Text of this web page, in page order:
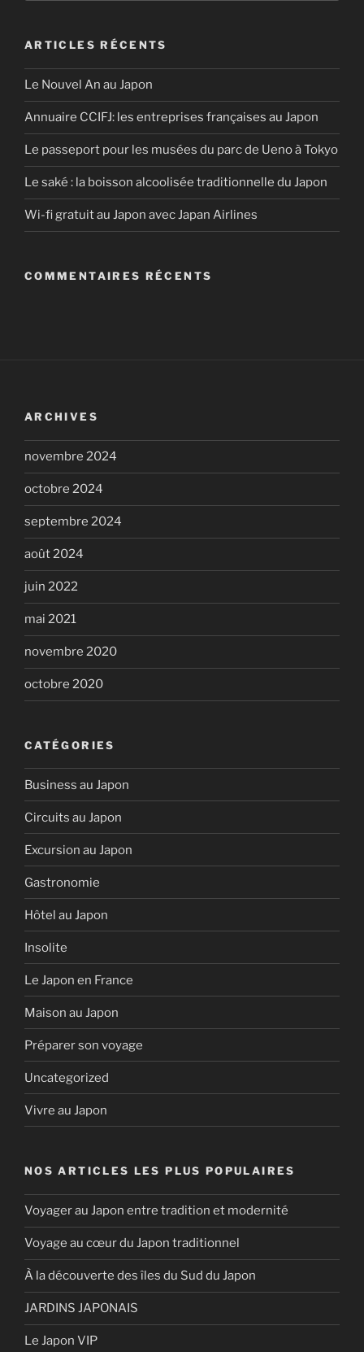
ARTICLES RÉCENTS
Le Nouvel An au Japon
Annuaire CCIFJ: les entreprises françaises au Japon
Le passeport pour les musées du parc de Ueno à Tokyo
Le saké : la boisson alcoolisée traditionnelle du Japon
Wi-fi gratuit au Japon avec Japan Airlines
COMMENTAIRES RÉCENTS
ARCHIVES
novembre 2024
octobre 2024
septembre 2024
août 2024
juin 2022
mai 2021
novembre 2020
octobre 2020
CATÉGORIES
Business au Japon
Circuits au Japon
Excursion au Japon
Gastronomie
Hôtel au Japon
Insolite
Le Japon en France
Maison au Japon
Préparer son voyage
Uncategorized
Vivre au Japon
NOS ARTICLES LES PLUS POPULAIRES
Voyager au Japon entre tradition et modernité
Voyage au cœur du Japon traditionnel
À la découverte des îles du Sud du Japon
JARDINS JAPONAIS
Le Japon VIP